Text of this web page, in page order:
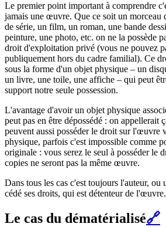
Le premier point important à comprendre
jamais une œuvre. Que ce soit un morceau
de série, un film, un roman, une bande
peinture, une photo, etc. on ne la possède
droit d'exploitation privé (vous ne pouvez
publiquement hors du cadre familial). Ce
sous la forme d'un objet physique – un
un livre, une toile, une affiche – qui peut
support notre seule possession.
L'avantage d'avoir un objet physique
peut pas en être dépossédé : on appellerait
peuvent aussi posséder le droit sur l'œuvre
physique, parfois c'est impossible comme
originale : vous serez le seul à posséder le
copies ne seront pas la même œuvre.
Dans tous les cas c'est toujours l'auteur, ou
cédé ses droits, qui est détenteur de l'œuvre.
Le cas du dématérialisé🔗